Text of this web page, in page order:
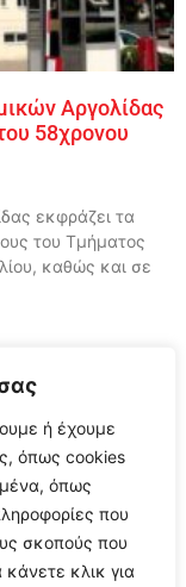
ή έχουμε
όπως cookies
όπως
που
σκοπούς που
κλικ για
Αργολίδας
58χρονου
εκφράζει τα
του Τμήματος
καθώς και σε